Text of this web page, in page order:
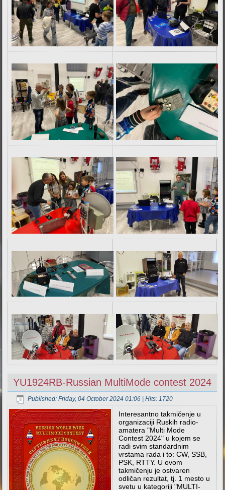
YU1924RB-Russian MultiMode contest 2024
Published: Friday, 04 October 2024 01:06 | Hits: 1720
Interesantno takmičenje u
organizaciji Ruskih radio-
amatera "Multi Mode
Contest 2024" u kojem se
radi svim standardnim
vrstama rada i to: CW, SSB,
PSK, RTTY. U ovom
takmičenju je ostvaren
odličan rezultat, tj. 1 mesto u
svetu u kategoriji "MULTI-